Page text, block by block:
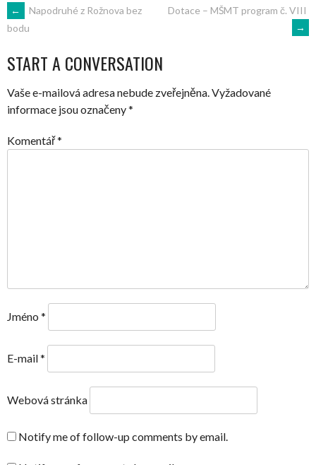
POST
NAVIGATION
←
Napodruhé z Rožnova bez
bodu
Dotace – MŠMT program č. VIII
→
START A CONVERSATION
Vaše e-mailová adresa nebude zveřejněna.Vyžadované
informace jsou označeny*
Komentář*
Jméno *
E-mail*
Webová stránka
Notify me of follow-up comments by email.